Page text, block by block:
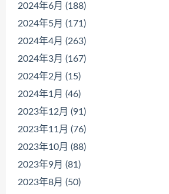
2024年6月 (188)
2024年5月 (171)
2024年4月 (263)
2024年3月 (167)
2024年2月 (15)
2024年1月 (46)
2023年12月 (91)
2023年11月 (76)
2023年10月 (88)
2023年9月 (81)
2023年8月 (50)